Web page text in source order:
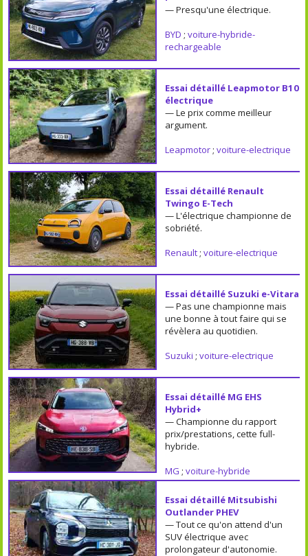
— Presqu'une électrique.
BYD ; voiture-hybride-
rechargeable
Essai détaillé Leapmotor B10
électrique
— Le prix comme meilleur
argument.
Leapmotor; voiture-electrique
Essai détaillé Renault
Twingo E-Tech
— L'électrique championne de
sobriété.
Renault; voiture-electrique
Essai détaillé Suzuki e-Vitara
— Pas une championne mais
une bonne à tout faire qui se
révèlera au quotidien.
Suzuki ; voiture-electrique
Essai détaillé MG EHS
Hybrid+
— Championne du rapport
prix/prestations, cette full-
hybride.
MG ; voiture-hybride
Essai détaillé Mitsubishi
Outlander PHEV
— Tout ce qu'on attend d'un
SUV électrique avec
prolongateur d'autonomie.